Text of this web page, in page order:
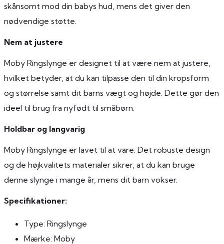
skånsomt mod din babys hud, mens det giver den
nødvendige støtte.
Nem at justere
Moby Ringslynge er designet til at være nem at justere,
hvilket betyder, at du kan tilpasse den til din kropsform
og størrelse samt dit barns vægt og højde. Dette gør den
ideel til brug fra nyfødt til småbørn.
Holdbar og langvarig
Moby Ringslynge er lavet til at vare. Det robuste design
og de højkvalitets materialer sikrer, at du kan bruge
denne slynge i mange år, mens dit barn vokser.
Specifikationer:
Type: Ringslynge
Mærke: Moby